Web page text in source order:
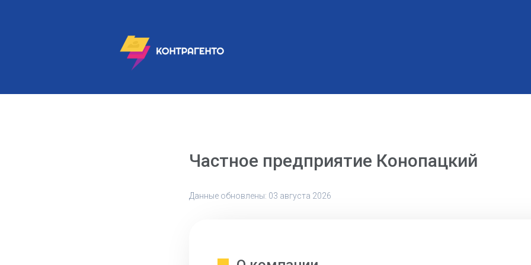
Частное предприятие Конопацкий
Данные обновлены: 03 августа 2026